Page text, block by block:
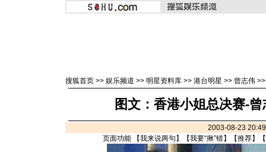
搜狐首页 >> 娱乐频道 >> 明星资料库 >> 港台明星 >> 曾志伟
图文：香港小姐总决赛-
2003-08-23
页面功能 【我来说两句 】【我要“揪”错】【推荐】